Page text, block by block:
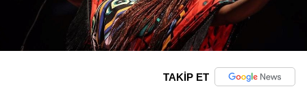
TAKİP ET